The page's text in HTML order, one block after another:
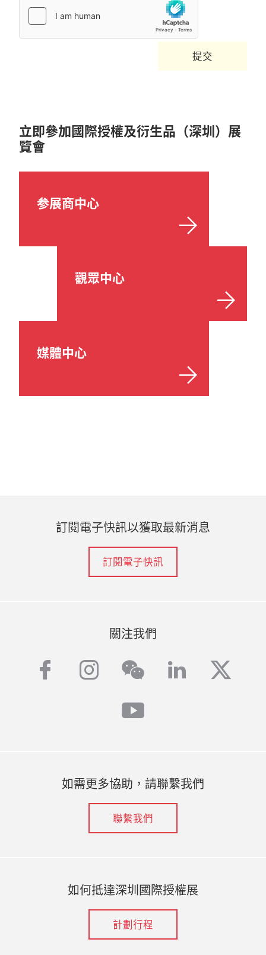
提交
立即參加國際授權及衍生品（深圳）展
覽會
参展商中心
觀眾中心
媒體中心
訂閱電子快訊以獲取最新消息
訂閱電子快訊
關注我們
facebook
instagram
wechatlinkedin
youtube
如需更多協助，請聯繫我們
聯繫我們
如何抵達深圳國際授權展
計劃行程